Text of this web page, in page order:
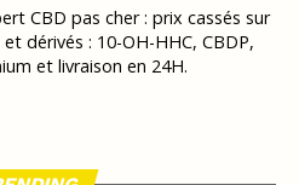
CBD pas cher : prix cassés sur
dérivés : 10-OH-HHC, CBDP,
et livraison en 24H.